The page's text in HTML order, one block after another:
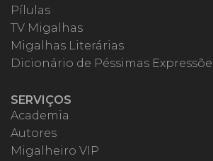
Pílulas
TV Migalhas
Migalhas Literárias
Dicionário de Péssimas
SERVIÇOS
Academia
Autores
Migalheiro VIP